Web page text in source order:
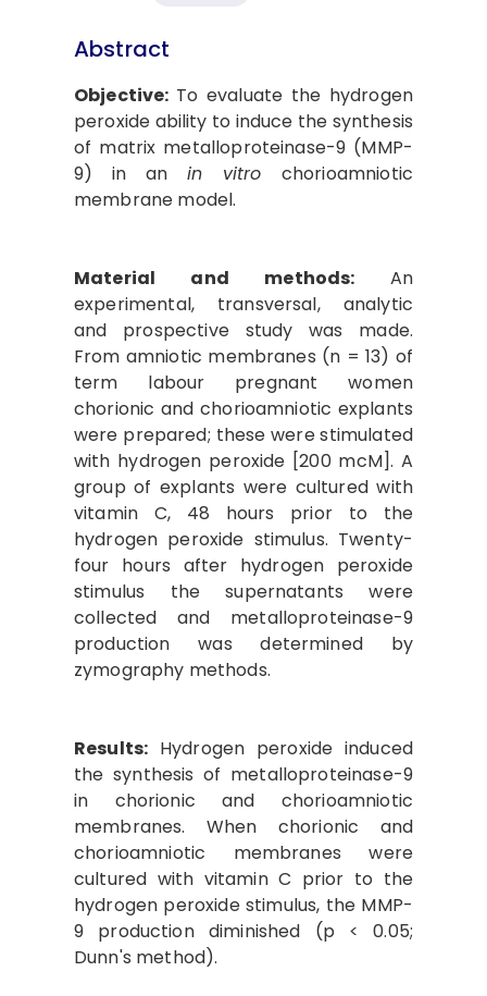
Abstract
Objective: To evaluate the hydrogen
peroxide ability to induce the synthesis
of matrix metalloproteinase-9 (MMP-
9) in an in vitro chorioamniotic
membrane model.
Material and methods: An
experimental, transversal, analytic
and prospective study was made.
From amniotic membranes (n = 13) of
term labour pregnant women
chorionic and chorioamniotic explants
were prepared; these were stimulated
with hydrogen peroxide [200 mcM]. A
group of explants were cultured with
vitamin C, 48 hours prior to the
hydrogen peroxide stimulus. Twenty-
four hours after hydrogen peroxide
stimulus the supernatants were
collected and metalloproteinase-9
production was determined by
zymography methods.
Results: Hydrogen peroxide induced
the synthesis of metalloproteinase-9
in chorionic and chorioamniotic
membranes. When chorionic and
chorioamniotic membranes were
cultured with vitamin C prior to the
hydrogen peroxide stimulus, the MMP-
9 production diminished (p < 0.05;
Dunn's method).